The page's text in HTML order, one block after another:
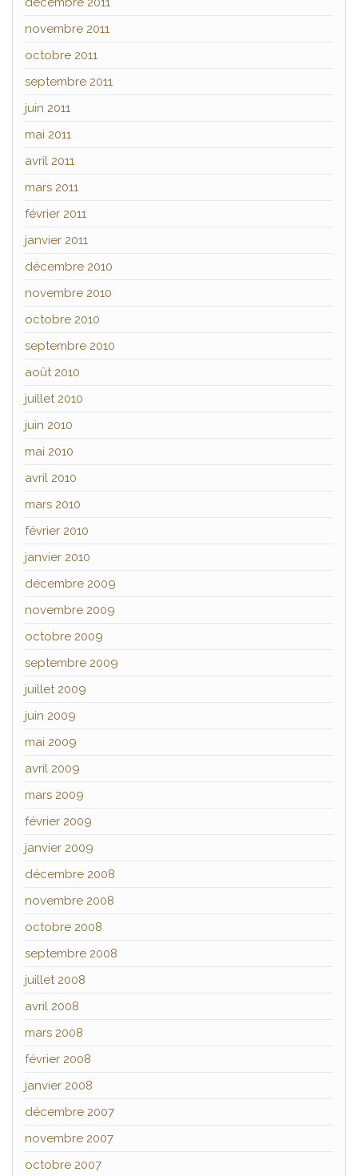
novembre 2011
octobre 2011
septembre 2011
juin 2011
mai 2011
avril 2011
mars 2011
février 2011
janvier 2011
décembre 2010
novembre 2010
octobre 2010
septembre 2010
août 2010
juillet 2010
juin 2010
mai 2010
avril 2010
mars 2010
février 2010
janvier 2010
décembre 2009
novembre 2009
octobre 2009
septembre 2009
juillet 2009
juin 2009
mai 2009
avril 2009
mars 2009
février 2009
janvier 2009
décembre 2008
novembre 2008
octobre 2008
septembre 2008
juillet 2008
avril 2008
mars 2008
février 2008
janvier 2008
décembre 2007
novembre 2007
octobre 2007